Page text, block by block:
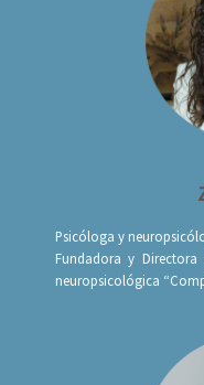
Psicóloga y
Fundadora y
neuropsicológica